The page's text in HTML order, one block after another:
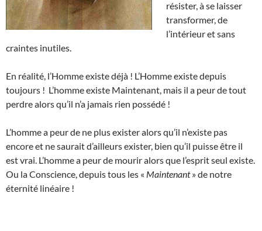
résister, à se laisser
transformer, de
l’intérieur et sans
craintes inutiles.
En réalité, l’Homme existe déjà ! L’Homme existe depuis
toujours ! L’homme existe Maintenant, mais il a peur de tout
perdre alors qu’il n’a jamais rien possédé !
L’homme a peur de ne plus exister alors qu’il n’existe pas
encore et ne saurait d’ailleurs exister, bien qu’il puisse être il
est vrai. L’homme a peur de mourir alors que l’esprit seul existe.
Ou la Conscience, depuis tous les « Maintenant» de notre
éternité linéaire !